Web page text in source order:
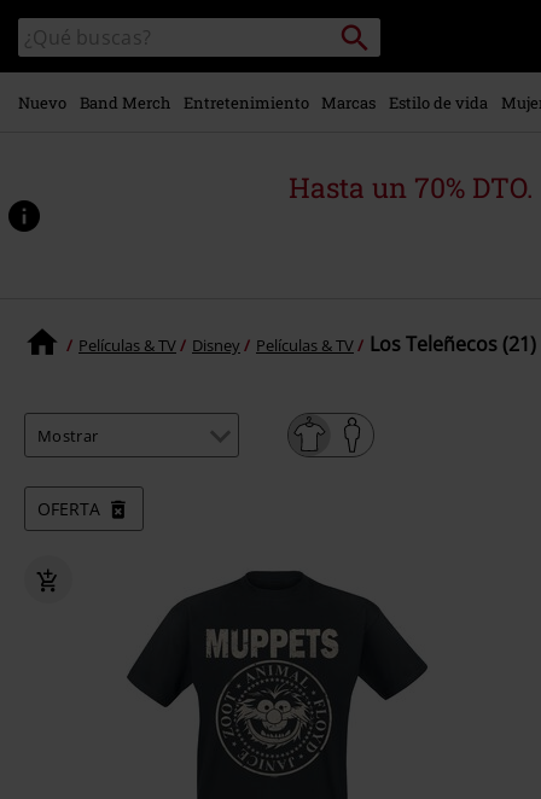
contenido
principal
Buscar
en
el
catálogo
Buscar
Nuevo Band Merch Entretenimiento Marcas Estilo de vida
Hasta un 70%
Películas & TV Disney Películas & TV Los Teleñecos (21)
OFERTA